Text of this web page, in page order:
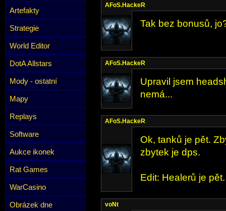
Artefakty
Strategie
World Editor
DotA Allstars
Mody - ostatní
Mapy
Replays
Software
Aukce ikonek
Rat Games
WarCasino
Obrázek dne
AFoS.HackeR
Tak bez bonusů,
AFoS.HackeR
Upravil jsem
nemá...
AFoS.HackeR
Ok, tanků je pět.
zbytek je dps.
Edit: Healerů je
voNt